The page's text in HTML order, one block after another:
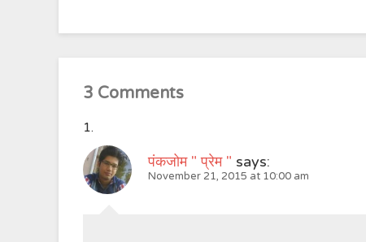
3 Comments
पंकजोम " प्रेम " says:
November 21, 2015 at 10:00 am